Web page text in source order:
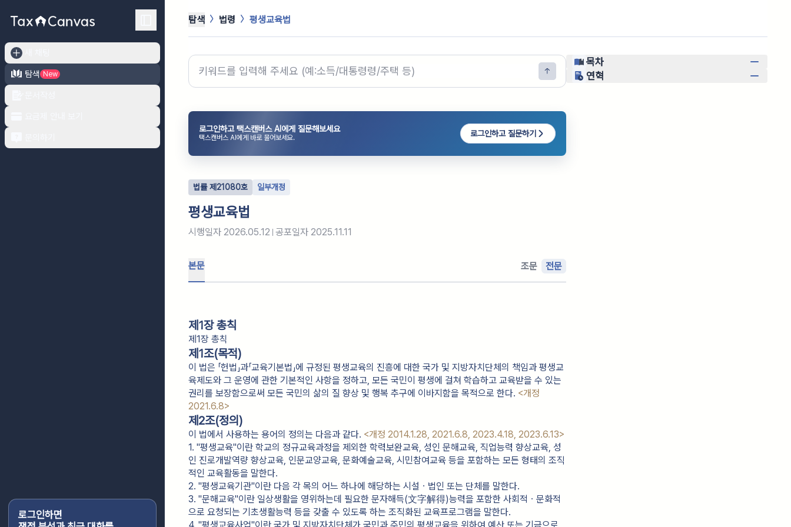
탐색
New
로그인하면
탐색 법령 평생교육법
로그인하고 택스캔버스 AI에게 질문해보세요
택스캔버스 AI에게 바로 물어보세요. 로그인하고 질문하기
법률제 21080호 일부개정
평생교육법
시행일자 2026.05.12 공포일자 2025.11.11
본문 조문 전문
제1장 총칙
제1장 총칙
제1조(목적)
이 법은 「헌법」과「교육기본법」에 규정된 평생교육의 진흥에 대한 국가 및 지방자치단체의 책임과 평생교
육제도와 그 운영에 관한 기본적인 사항을 정하고, 모든 국민이 평생에 걸쳐 학습하고 교육받을 수 있는
권리를 보장함으로써 모든 국민의 삶의 질 향상 및 행복 추구에 이바지함을 목적으로 한다. <개정
2021.6.8>
제2조(정의)
이 법에서 사용하는 용어의 정의는 다음과 같다. <개정 2014.1.28, 2021.6.8, 2023.4.18, 2023.6.13>
1. "평생교육"이란 학교의 정규교육과정을 제외한 학력보완교육, 성인 문해교육, 직업능력 향상교육, 성
인 진로개발역량 향상교육, 인문교양교육, 문화예술교육, 시민참여교육 등을 포함하는 모든 형태의 조직
적인 교육활동을 말한다.
2. "평생교육기관"이란 다음 각 목의 어느 하나에 해당하는 시설ㆍ법인 또는 단체를 말한다.
3. "문해교육"이란 일상생활을 영위하는데 필요한 문자해득(文字解得)능력을 포함한 사회적ㆍ문화적
으로 요청되는 기초생활능력 등을 갖출 수 있도록 하는 조직화된 교육프로그램을 말한다.
목차
연혁